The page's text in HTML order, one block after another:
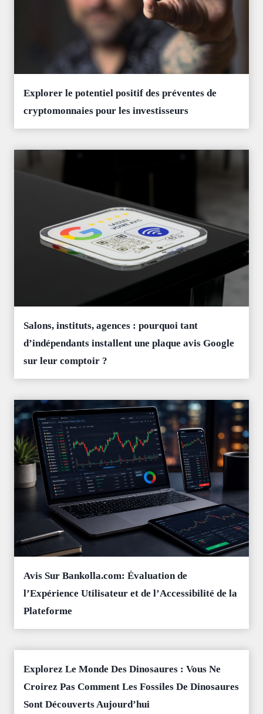
Explorer le potentiel positif des préventes de
cryptomonnaies pour les investisseurs
Salons, instituts, agences : pourquoi tant
d’indépendants installent une plaque avis Google
sur leur comptoir ?
Avis Sur Bankolla.com: Évaluation de
l’Expérience Utilisateur et de l’Accessibilité de la
Plateforme
Explorez Le Monde Des Dinosaures : Vous Ne
Croirez Pas Comment Les Fossiles De Dinosaures
Sont Découverts Aujourd’hui